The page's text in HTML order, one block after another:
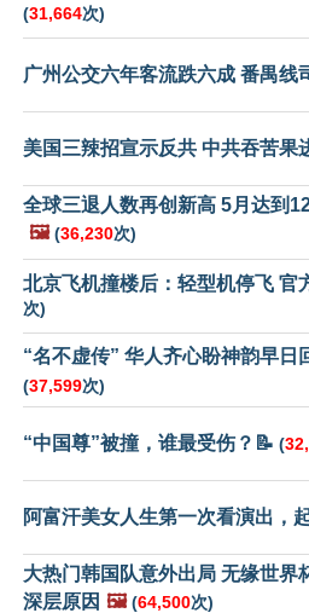
(31,664次)
广州公交六年客流跌六成 番禺线
美国三辣招宣示反共 中共吞苦果
全球三退人数再创新高 5月达到
🖼️ (36,230次)
北京飞机撞楼后：轻型机停飞 官
次)
“名不虚传” 华人齐心盼神韵早日
(37,599次)
“中国尊”被撞，谁最受伤？📝 (
阿富汗美女人生第一次看演出，
大热门韩国队意外出局 无缘世界
深层原因 🖼️ (64,500次)